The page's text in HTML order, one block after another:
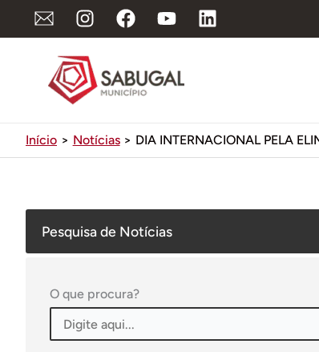
Início Notícias DIA INTERNACIONAL PELA
Pesquisa de Notícias
O que procura?